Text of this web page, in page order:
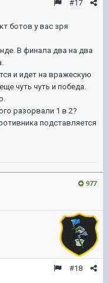
#17
ботов у вас зря
В финала два на два
и идет на вражескую
чуть чуть и победа.
разорвали 1 в 2?
подставляется
977
#18